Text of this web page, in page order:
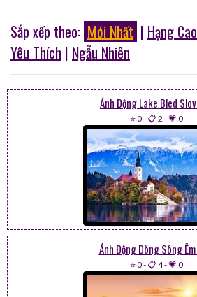
Sắp xếp theo: Mới Nhất | Hạng Cao
Yêu Thích | Ngẫu Nhiên
Ảnh Động Lake Bled
⭐ 0-📋 2 -💗 0
Ảnh Động Dòng Sông
⭐ 0-📋 4-💗 0